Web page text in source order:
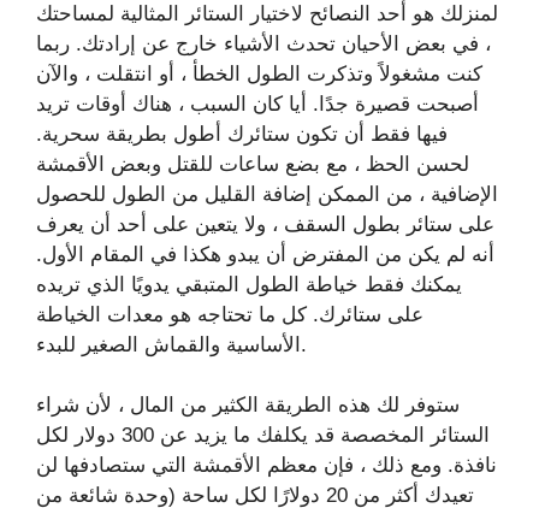
لمنزلك هو أحد النصائح لاختيار الستائر المثالية لمساحتك
، في بعض الأحيان تحدث الأشياء خارج عن إرادتك. ربما
كنت مشغولاً وتذكرت الطول الخطأ ، أو انتقلت ، والآن
أصبحت قصيرة جدًا. أيا كان السبب ، هناك أوقات تريد
فيها فقط أن تكون ستائرك أطول بطريقة سحرية.
لحسن الحظ ، مع بضع ساعات للقتل وبعض الأقمشة
الإضافية ، من الممكن إضافة القليل من الطول للحصول
على ستائر بطول السقف ، ولا يتعين على أحد أن يعرف
أنه لم يكن من المفترض أن يبدو هكذا في المقام الأول.
يمكنك فقط خياطة الطول المتبقي يدويًا الذي تريده
على ستائرك. كل ما تحتاجه هو معدات الخياطة
الأساسية والقماش الصغير للبدء.
ستوفر لك هذه الطريقة الكثير من المال ، لأن شراء
الستائر المخصصة قد يكلفك ما يزيد عن 300 دولار لكل
نافذة. ومع ذلك ، فإن معظم الأقمشة التي ستصادفها لن
تعيدك أكثر من 20 دولارًا لكل ساحة (وحدة شائعة من